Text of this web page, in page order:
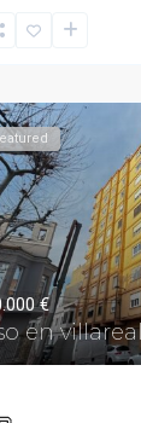
€
en